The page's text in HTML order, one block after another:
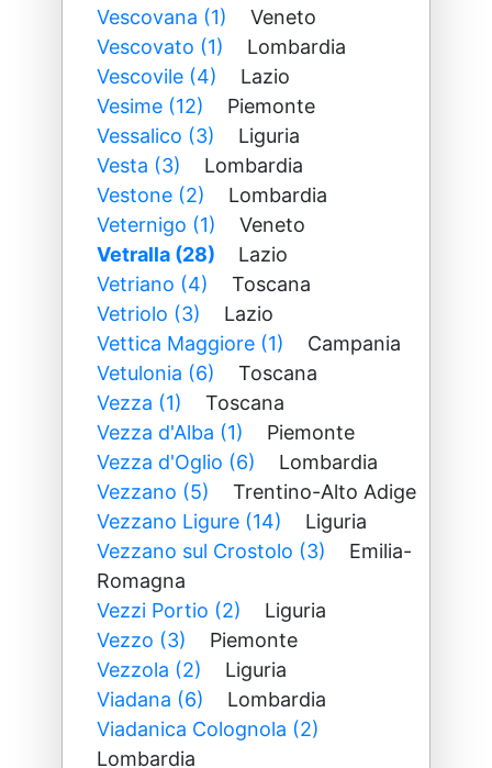
Vescovana (1)
Veneto
Vescovato (1)
Lombardia
Vescovile (4)
Lazio
Vesime (12)
Piemonte
Vessalico (3)
Liguria
Vesta (3)
Lombardia
Vestone (2)
Lombardia
Veternigo (1)
Veneto
Vetralla (28)
Lazio
Vetriano (4)
Toscana
Vetriolo (3)
Lazio
Vettica Maggiore (1)
Campania
Vetulonia (6)
Toscana
Vezza (1)
Toscana
Vezza d'Alba (1)
Piemonte
Vezza d'Oglio (6)
Lombardia
Vezzano (5)
Trentino-Alto Adige
Vezzano Ligure (14)
Liguria
Vezzano sul Crostolo (3)
Emilia-
Romagna
Vezzi Portio (2)
Liguria
Vezzo (3)
Piemonte
Vezzola (2)
Liguria
Viadana (6)
Lombardia
Viadanica Colognola (2)
Lombardia